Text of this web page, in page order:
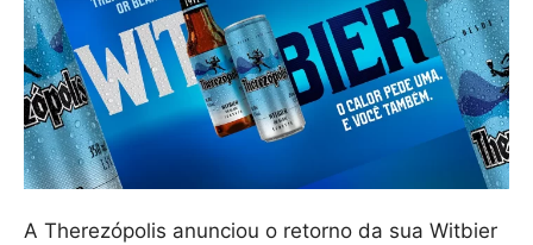
A Therezópolis anunciou o retorno da sua Witbier